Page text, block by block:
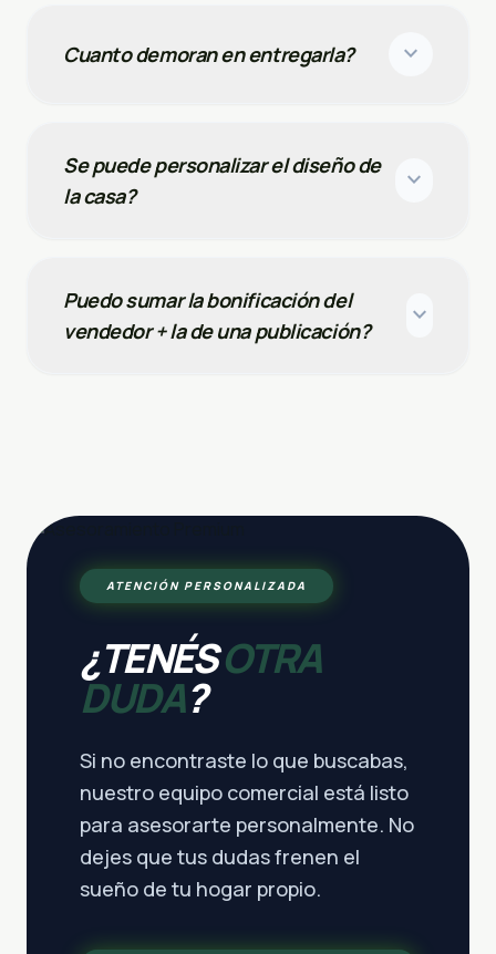
Cuanto demoran en entregarla? expand_more
Se puede personalizar el diseño de
la casa?
expand_more
Puedo sumar la bonificación del
vendedor + la de una publicación?
expand_more
ATENCIÓN PERSONALIZADA
¿TENÉSOTRA
DUDA?
Si no encontraste lo que buscabas,
nuestro equipo comercial está listo
para asesorarte personalmente. No
dejes que tus dudas frenen el
sueño de tu hogar propio.